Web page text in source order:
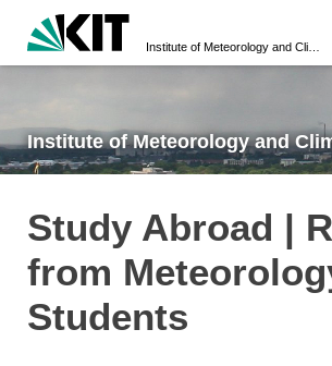
Institute of Meteorology and
Study Abroad |
from
Students